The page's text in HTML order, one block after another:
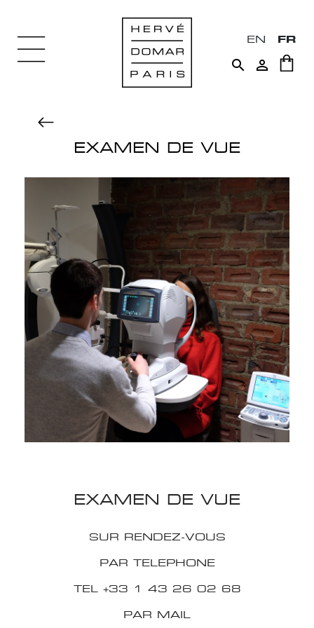
EN FR
 
EXAMEN DE VUE
EXAMEN DE VUE
SUR RENDEZ-VOUS
PAR TELEPHONE
TEL +33 1 43 26 02 68
PAR MAIL